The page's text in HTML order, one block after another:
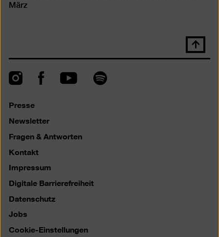
März
Nach
oben
InstagramFacebookYouTube Spotify
Presse
Newsletter
Fragen & Antworten
Kontakt
Impressum
Digitale Barrierefreiheit
Datenschutz
Jobs
Cookie-Einstellungen